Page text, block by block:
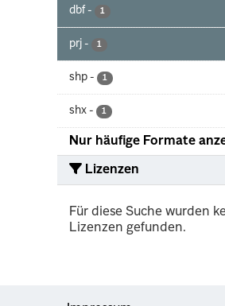
dbf - 1
prj - 1
shp - 1
shx - 1
Nur häufige Formate
Lizenzen
Für diese Suche wurden
Lizenzen gefunden.